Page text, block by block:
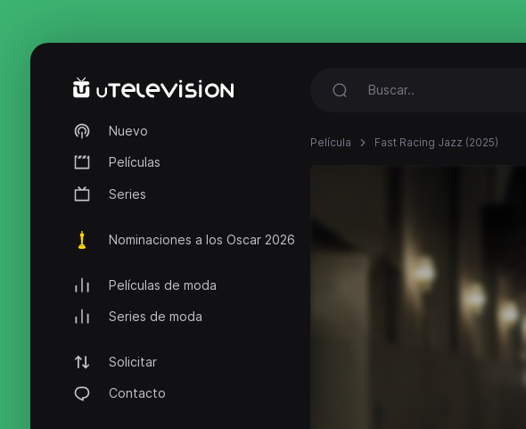
Nuevo
Películas
Series
Nominaciones a los Oscar 2026
Películas de moda
Series de moda
Solicitar
Contacto
Película Fast Racing Jazz (2025)